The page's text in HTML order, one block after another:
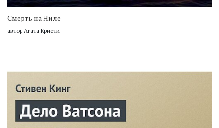
Смерть на Ниле
автор Агата Кристи